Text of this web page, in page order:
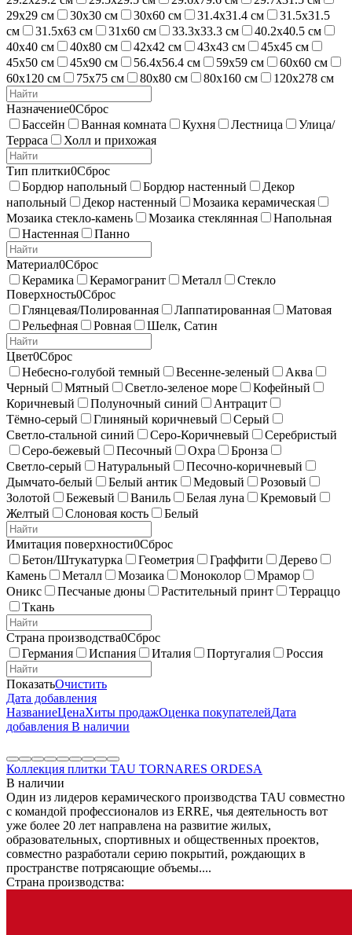
29х29 см
30х30 см 30х60 см 31.4х31.4 см
31.5х31.5
см
31.5х63 см 31х60 см 33.3х33.3 см
40.2х40.5 см
40х40 см
40х80 см 42х42 см 43х43 см
45х45 см
45х50 см
45х90 см 56.4х56.4 см 59х59 см
60х60 см
60х120 см
75х75 см 80х80 см 80х160 см 120х278 см
Назначение0Сброс
Бассейн
Ванная комната Кухня Лестница
Улица/
Терраса
Холл и прихожая
Тип плитки0Сброс
Бордюр напольный
Бордюр настенный
Декор
напольный
Декор настенный
Мозаика керамическая
Мозаика стекло-камень
Мозаика стеклянная
Напольная
Настенная
Панно
Материал0Сброс
Керамика
Керамогранит Металл
Стекло
Поверхность0Сброс
Глянцевая/Полированная
Лаппатированная
Матовая
Рельефная
Ровная Шелк, Сатин
Цвет0Сброс
Небесно-голубой темный
Весенне-зеленый
Аква
Черный
Мятный Светло-зеленое море
Кофейный
Коричневый
Полуночный синий
Антрацит
Тёмно-серый
Глиняный коричневый
Серый
Светло-стальной синий
Серо-Коричневый
Серебристый
Серо-бежевый
Песочный Охра
Бронза
Светло-серый
Натуральный
Песочно-коричневый
Дымчато-белый
Белый антик Медовый
Розовый
Золотой
Бежевый Ваниль Белая луна
Кремовый
Желтый
Слоновая кость Белый
Имитация поверхности0Сброс
Бетон/Штукатурка
Геометрия Граффити
Дерево
Камень
Металл Мозаика Моноколор
Мрамор
Оникс
Песчаные дюны Растительный принт
Терраццо
Ткань
Страна производства0Сброс
Германия
Испания Италия Португалия Россия
ПоказатьОчистить
Дата добавления
НазваниеЦенаХиты продажОценка покупателейДата
добавления В наличии
Коллекция плитки TAU TORNARES ORDESA
В наличии
Один из лидеров керамического производства TAU совместно
с командой профессионалов из ERRE, чья деятельность вот
уже более 20 лет направлена на развитие жилых,
образовательных, спортивных и общественных проектов,
совместно разработали серию покрытий, рождающих в
пространстве потрясающие объемы....
Страна производства: